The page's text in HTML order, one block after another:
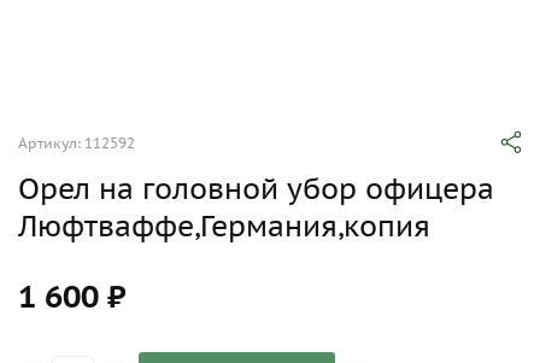
Артикул: 112592
Орел на головной убор офицера
Люфтваффе,Германия,копия
1 600 ₽